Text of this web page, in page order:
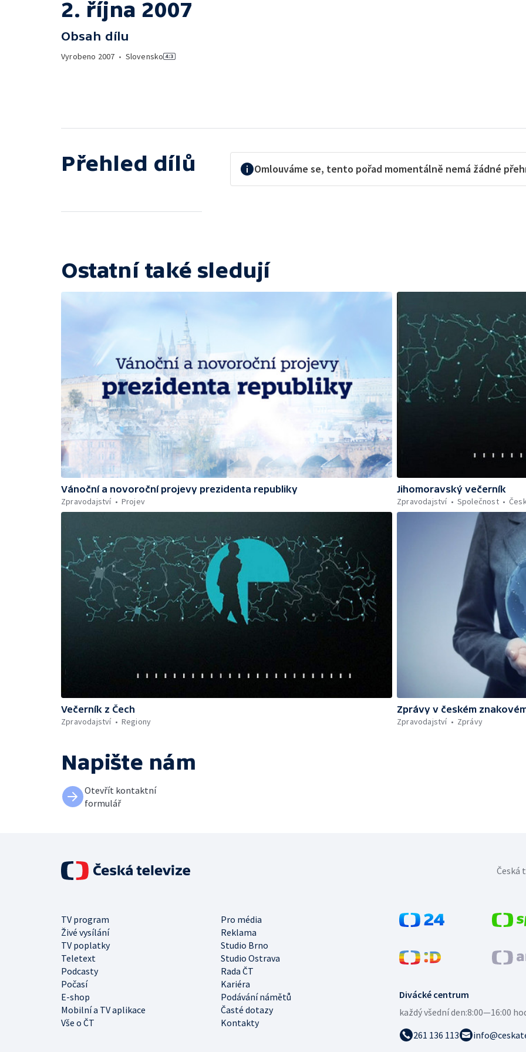
2. října 2007
Obsah dílu
Vyrobeno 2007 • Slovensko
Přehled dílů Omlouváme se, tento pořad momentálně nemá žádné
Ostatní také sledují
Vánoční a novoroční projevy prezidenta republiky
Zpravodajství
Projev
Jihomoravský večerník
Zpravodajství
Společnost
Večerník z Čech
Zpravodajství
Regiony
Zprávy v českém
Zpravodajství
Zprávy
Napište nám
Otevřít kontaktní
formulář
Divácké centrum
každý všední den:8:00—16:00
261 136 113
TV program
Pro média
Živé vysílání
Reklama
TV poplatky
Studio Brno
Teletext
Studio Ostrava
Podcasty
Rada ČT
Počasí
Kariéra
E-shop
Podávání námětů
Mobilní a TV aplikace
Časté dotazy
Vše o ČT
Kontakty
Česká